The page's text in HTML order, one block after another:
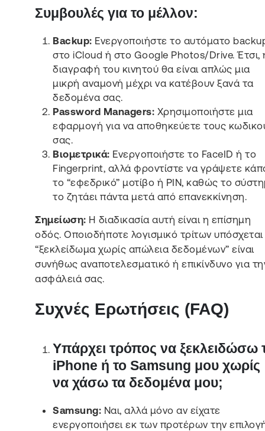
Συμβουλές για το μέλλον:
Backup: Ενεργοποιήστε το αυτόματο
στο iCloud ή στο Google Photos/Drive. Έτσι,
διαγραφή του κινητού θα είναι απλώς μια
μικρή αναμονή μέχρι να κατέβουν ξανά τα
δεδομένα σας.
Password Managers: Χρησιμοποιήστε μια
εφαρμογή για να αποθηκεύετε τους
σας.
Βιομετρικά: Ενεργοποιήστε το FaceID ή το
Fingerprint, αλλά φροντίστε να γράψετε
το “εφεδρικό” μοτίβο ή PIN, καθώς το
το ζητάει πάντα μετά από επανεκκίνηση.
Σημείωση: Η διαδικασία αυτή είναι η επίσημη
οδός. Οποιοδήποτε λογισμικό τρίτων υπόσχεται
“ξεκλείδωμα χωρίς απώλεια δεδομένων” είναι
συνήθως αναποτελεσματικό ή επικίνδυνο για
ασφάλειά σας.
Συχνές Ερωτήσεις (FAQ)
Υπάρχει τρόπος να ξεκλειδώσω
iPhone ή το Samsung μου χωρίς
να χάσω τα δεδομένα μου;
Samsung: Ναι, αλλά μόνο αν είχατε
ενεργοποιήσει εκ των προτέρων την